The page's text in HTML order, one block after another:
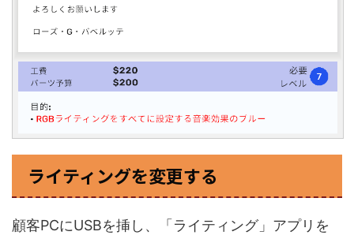
ライティングを変更する
顧客PCにUSBを挿し、「ライティング」アプリを